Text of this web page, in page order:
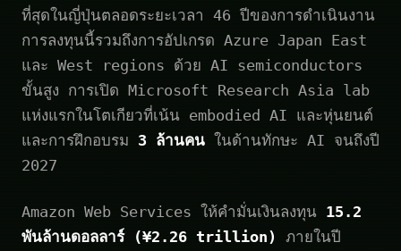
ที่สุดในญี่ปุ่นตลอดระยะเวลา 46 ปีของการดำเนินงาน
การลงทุนนี้รวมถึงการอัปเกรด Azure Japan East
และ West regions ด้วย AI semiconductors
ขั้นสูง การเปิด Microsoft Research Asia lab
แห่งแรกในโตเกียวที่เน้น embodied AI และหุ่นยนต์
และการฝึกอบรม 3 ล้านคน ในด้านทักษะ AI จนถึงปี
2027
Amazon Web Services ให้คำมั่นเงินลงทุน 15.2
พันล้านดอลลาร์ (¥2.26 trillion)
ภายในปี